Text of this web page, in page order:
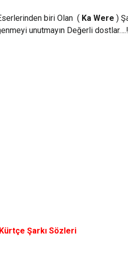
biri Olan ( Ka Were )
unutmayın Değerli dostlar….!
Şarkı Sözleri